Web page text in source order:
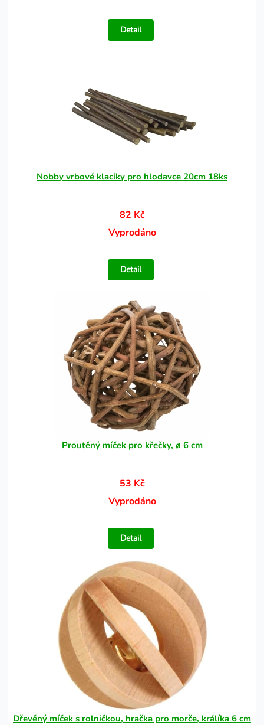
Detail
Nobby vrbové klacíky pro hlodavce 20cm 18ks
82 Kč
Vyprodáno
Detail
Proutěný míček pro křečky, ø 6 cm
53 Kč
Vyprodáno
Detail
Dřevěný míček s rolničkou, hračka pro morče, králíka 6 cm